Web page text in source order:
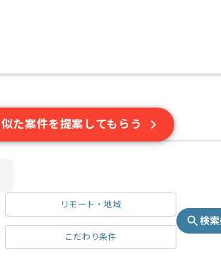
似た案件を提案してもらう
リモート・地域
こだわり条件
検